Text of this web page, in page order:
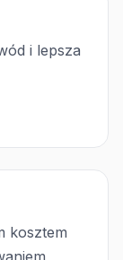
i lepsza
kosztem